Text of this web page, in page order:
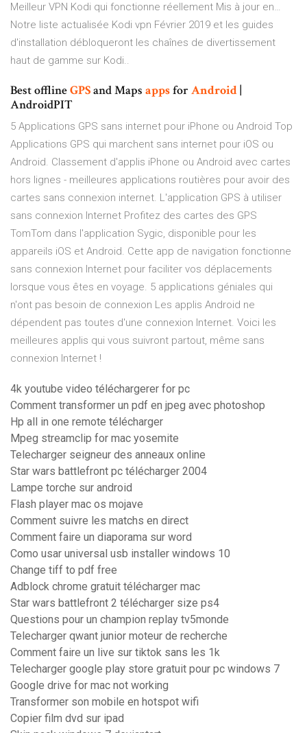
Meilleur VPN Kodi qui fonctionne réellement Mis à jour en…
Notre liste actualisée Kodi vpn Février 2019 et les guides
d'installation débloqueront les chaînes de divertissement
haut de gamme sur Kodi..
Best offlineGPSand Maps appsfor Android|
AndroidPIT
5 Applications GPS sans internet pour iPhone ou Android Top
Applications GPS qui marchent sans internet pour iOS ou
Android. Classement d'applis iPhone ou Android avec cartes
hors lignes - meilleures applications routières pour avoir des
cartes sans connexion internet. L'application GPS à utiliser
sans connexion Internet Profitez des cartes des GPS
TomTom dans l'application Sygic, disponible pour les
appareils iOS et Android. Cette app de navigation fonctionne
sans connexion Internet pour faciliter vos déplacements
lorsque vous êtes en voyage. 5 applications géniales qui
n'ont pas besoin de connexion Les applis Android ne
dépendent pas toutes d'une connexion Internet. Voici les
meilleures applis qui vous suivront partout, même sans
connexion Internet !
4k youtube video téléchargerer for pc
Comment transformer un pdf en jpeg avec photoshop
Hp all in one remote télécharger
Mpeg streamclip for mac yosemite
Telecharger seigneur des anneaux online
Star wars battlefront pc télécharger 2004
Lampe torche sur android
Flash player mac os mojave
Comment suivre les matchs en direct
Comment faire un diaporama sur word
Como usar universal usb installer windows 10
Change tiff to pdf free
Adblock chrome gratuit télécharger mac
Star wars battlefront 2 télécharger size ps4
Questions pour un champion replay tv5monde
Telecharger qwant junior moteur de recherche
Comment faire un live sur tiktok sans les 1k
Telecharger google play store gratuit pour pc windows 7
Google drive for mac not working
Transformer son mobile en hotspot wifi
Copier film dvd sur ipad